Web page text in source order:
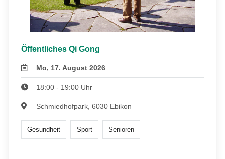
Öffentliches Qi Gong
Mo, 17. August 2026
18:00 - 19:00 Uhr
Schmiedhofpark, 6030 Ebikon
Gesundheit Sport Senioren